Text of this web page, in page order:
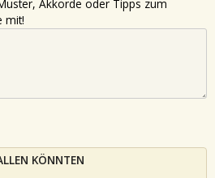
Akkorde oder Tipps zum
mit!
KÖNNTEN